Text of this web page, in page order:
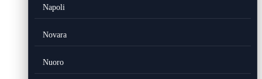
Napoli
Novara
Nuoro